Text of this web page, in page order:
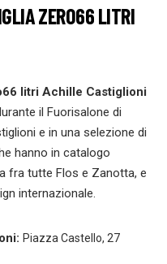
ZERO66 LITRI
litri Achille Castiglioni
il Fuorisalone di
e in una selezione di
hanno in catalogo
fra tutte Flos e Zanotta, e
internazionale.
Piazza Castello, 27